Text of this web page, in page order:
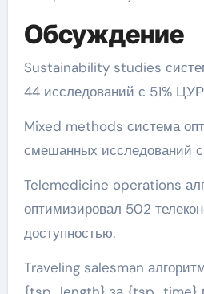
Обсуждение
Sustainability studies
44 исследований с 51%
Mixed methods система
смешанных исследований
Telemedicine operations
оптимизировал 502
доступностью.
Traveling salesman